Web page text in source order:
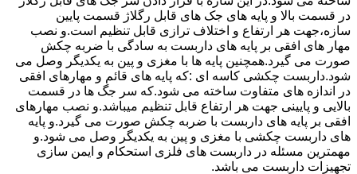
در قسمت بالا و پایه های جک های قابل رگلاژ قسمت پایین
سازه،جهت هر ارتفاع و اختلاف ترازی قابل تنظیم است.و نصب
مهار های افقی بر پایه های داربست به سادگی با ضربه چکش
صورت می گیرد.همچنین پایه ها با مغزی و پین به یکدیگر وصل می
شود.داربست چکشی کاسه ای :که پایه های قائم و مهارهای افقی
در اندازه های متفاوت ساخته می شود.که سر جگ ها در قسمت
بالایی و پایینی جهت هر ارتفاع قابل تنظیم میباشد.و نصب مهارهای
افقی بر پایه های داربست با ضربه چکش صورت می گیرد.و پایه
های داربست چکشی با مغزی و پین به یکدیگر وصل می شود.و
مهمترین مسئله در داربست های فلزی استحکام و ایمن سازی
تجهیزات داربست می باشد.